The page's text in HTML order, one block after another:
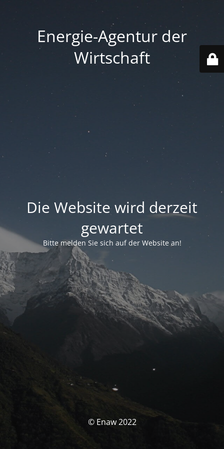
Energie-Agentur der
Wirtschaft
Die Website wird derzeit
gewartet
Bitte melden Sie sich auf der Website an!
© Enaw 2022